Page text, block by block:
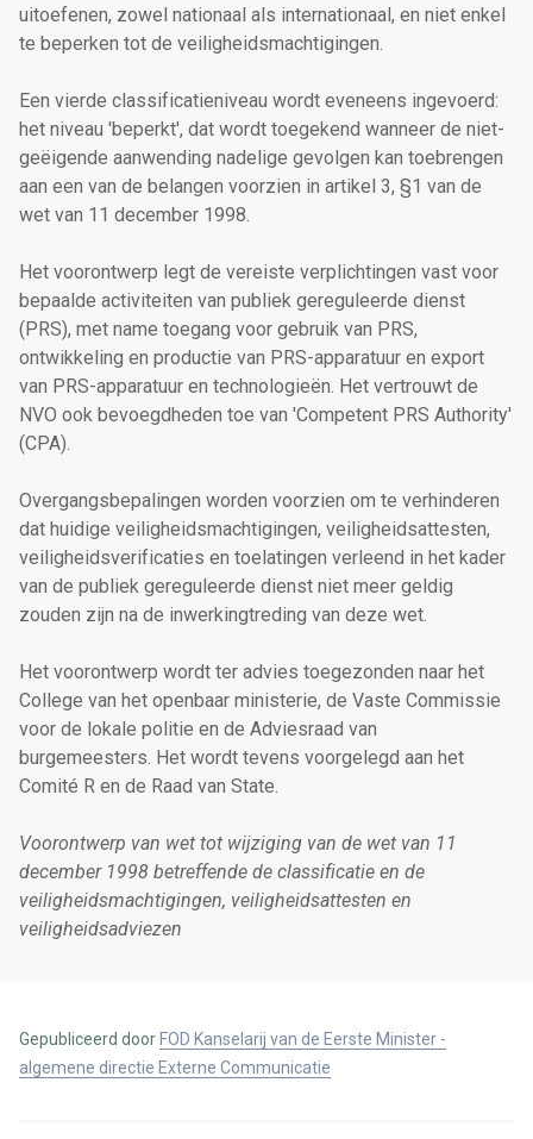
uitoefenen, zowel nationaal als internationaal, en niet enkel
te beperken tot de veiligheidsmachtigingen.
Een vierde classificatieniveau wordt eveneens ingevoerd:
het niveau 'beperkt', dat wordt toegekend wanneer de niet-
geëigende aanwending nadelige gevolgen kan toebrengen
aan een van de belangen voorzien in artikel 3, §1 van de
wet van 11 december 1998.
Het voorontwerp legt de vereiste verplichtingen vast voor
bepaalde activiteiten van publiek gereguleerde dienst
(PRS), met name toegang voor gebruik van PRS,
ontwikkeling en productie van PRS-apparatuur en export
van PRS-apparatuur en technologieën. Het vertrouwt de
NVO ook bevoegdheden toe van 'Competent PRS Authority'
(CPA).
Overgangsbepalingen worden voorzien om te verhinderen
dat huidige veiligheidsmachtigingen, veiligheidsattesten,
veiligheidsverificaties en toelatingen verleend in het kader
van de publiek gereguleerde dienst niet meer geldig
zouden zijn na de inwerkingtreding van deze wet.
Het voorontwerp wordt ter advies toegezonden naar het
College van het openbaar ministerie, de Vaste Commissie
voor de lokale politie en de Adviesraad van
burgemeesters. Het wordt tevens voorgelegd aan het
Comité R en de Raad van State.
Voorontwerp van wet tot wijziging van de wet van 11
december 1998 betreffende de classificatie en de
veiligheidsmachtigingen, veiligheidsattesten en
veiligheidsadviezen
Gepubliceerd door FOD Kanselarij van de Eerste Minister -
algemene directie Externe Communicatie